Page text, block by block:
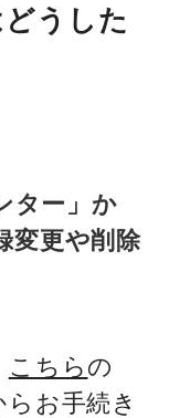
うした
ター」か
変更や削除
こちらの
らお手続き